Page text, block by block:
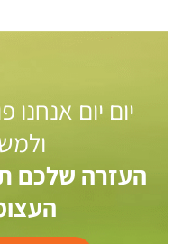
יום יום אנחנו
העזרה שלכם